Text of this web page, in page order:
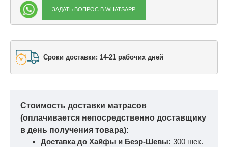
ЗАДАТЬ ВОПРОС В WHATSAPP
Сроки доставки: 14-21 рабочих дней
Стоимость доставки матрасов
(оплачивается непосредственно доставщику
в день получения товара):
Доставка до Хайфы и Беэр-Шевы: 300 шек.